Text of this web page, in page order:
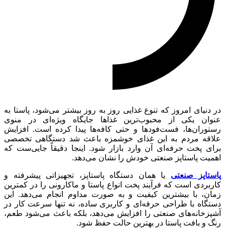
در دنیای امروز که تنوع غذایی روز به روز بیشتر می‌شود، پاستا به
عنوان یکی از محبوب‌ترین غذاها جایگاه ویژه‌ای در منوی
رستوران‌ها، فست‌فودها و حتی کافه‌ها پیدا کرده است. افزایش
علاقه مردم به این غذای خوشمزه باعث شد دستگاهی تخصصی
برای پخت حرفه‌ای آن وارد بازار شود. اینجا دقیقاً جایی‌ست که
اهمیت پاستاپز صنعتی خودش را نشان می‌دهد.
پاستاپز صنعتی یا همان دستگاه پاستاپز، تجهیزاتی پیشرفته و
کاربردی است که فرآیند پخت انواع پاستا و ماکارونی را در کمترین
زمان، با بیشترین کیفیت و به صورت مداوم انجام می‌دهد. این
دستگاه با طراحی حرفه‌ای و کاربری ساده، نه تنها سرعت کار در
آشپزخانه‌های صنعتی را افزایش می‌دهد، بلکه باعث می‌شود طعم،
رنگ و بافت پاستا در بهترین حالت حفظ شود.